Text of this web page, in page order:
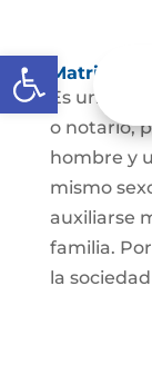
Abrir barra de
Es un
o notario,
hombre y
mismo
auxiliarse
familia.
la